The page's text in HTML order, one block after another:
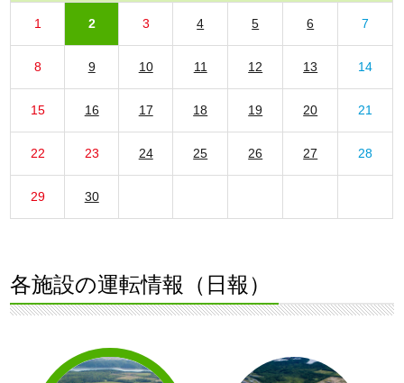
1 2 3 4 5 6 7
8 9 10 11 12 13 14
15 16 17 18 19 20 21
22 23 24 25 26 27 28
29 30
各施設の運転情報（日報）